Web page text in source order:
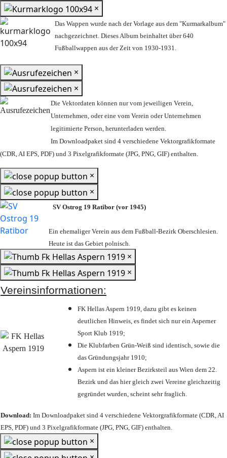
×
Das Wappen wurde nach der Vorlage aus dem "Kurmarkalbum"
nachgezeichnet. Dieses Album beinhaltet über 640
Fußballwappen aus der Zeit von 1930-1931.
×
×
Die Vektordaten können nur vom jeweiligen Verein,
Unternehmen, oder eine vom Verein oder Unternehmen
legitimierte Person, herunterladen werden.
Im Downloadpaket sind 4 verschiedene Vektorgrafikformate
(CDR, AI EPS, PDF) und 3 Pixelgrafikformate (JPG, PNG, GIF) enthalten.
×
×
SV Ostrog 19 Ratibor (vor 1945)
Ein ehemaliger Verein aus dem Fußball-Bezirk Oberschlesien.
Heute ist das Gebiet polnisch.
×
×
Vereinsinformationen:
FK Hellas Aspern 1919, dazu gibt es keinen
deutlichen Hinweis, es findet sich nur ein Asperner
Sport Klub 1919;
Die Klubfarben Grün-Weiß sind identisch, sowie die
das Gründungsjahr 1910;
Aspern ist ein kleiner Bezirksteil aus Wien dem 22.
Bezirk und das hier gleich zwei Vereine gleichzeitig
gegründet wurden, scheint sehr fraglich.
Download: Im Downloadpaket sind 4 verschiedene Vektorgrafikformate (CDR, AI
EPS, PDF) und 3 Pixelgrafikformate (JPG, PNG, GIF) enthalten.
×